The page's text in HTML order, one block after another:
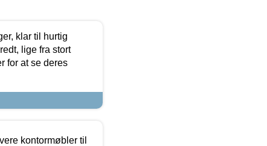
klar til hurtig
lige fra stort
for at se deres
kontormøbler til